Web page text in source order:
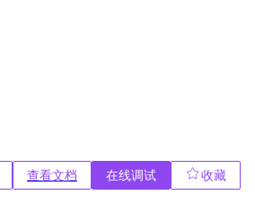
查看文档 在线调试
收藏